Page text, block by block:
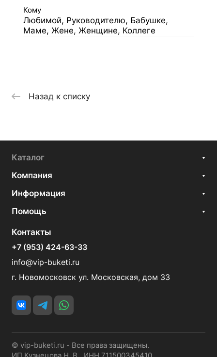
Кому
Любимой, Руководителю, Бабушке,
Маме, Жене, Женщине, Коллеге
Назад к списку
Каталог
Компания
Информация
Помощь
Контакты
+7 (953) 424-63-33
info@vip-buketi.ru
г. Новомосковск ул. Московская, дом 33
© vip-buketi.ru - Все права защищены.